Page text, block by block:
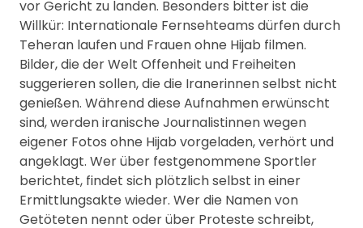
vor Gericht zu landen. Besonders bitter ist die
Willkür: Internationale Fernsehteams dürfen durch
Teheran laufen und Frauen ohne Hijab filmen.
Bilder, die der Welt Offenheit und Freiheiten
suggerieren sollen, die die Iranerinnen selbst nicht
genießen. Während diese Aufnahmen erwünscht
sind, werden iranische Journalistinnen wegen
eigener Fotos ohne Hijab vorgeladen, verhört und
angeklagt. Wer über festgenommene Sportler
berichtet, findet sich plötzlich selbst in einer
Ermittlungsakte wieder. Wer die Namen von
Getöteten nennt oder über Proteste schreibt,